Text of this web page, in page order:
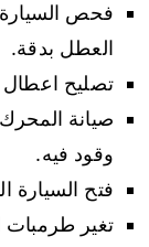
فحص
العطل بدقة.
تصليح اعطال
صيانة
وقود فيه.
فتح السيارة
تغير طرمبات